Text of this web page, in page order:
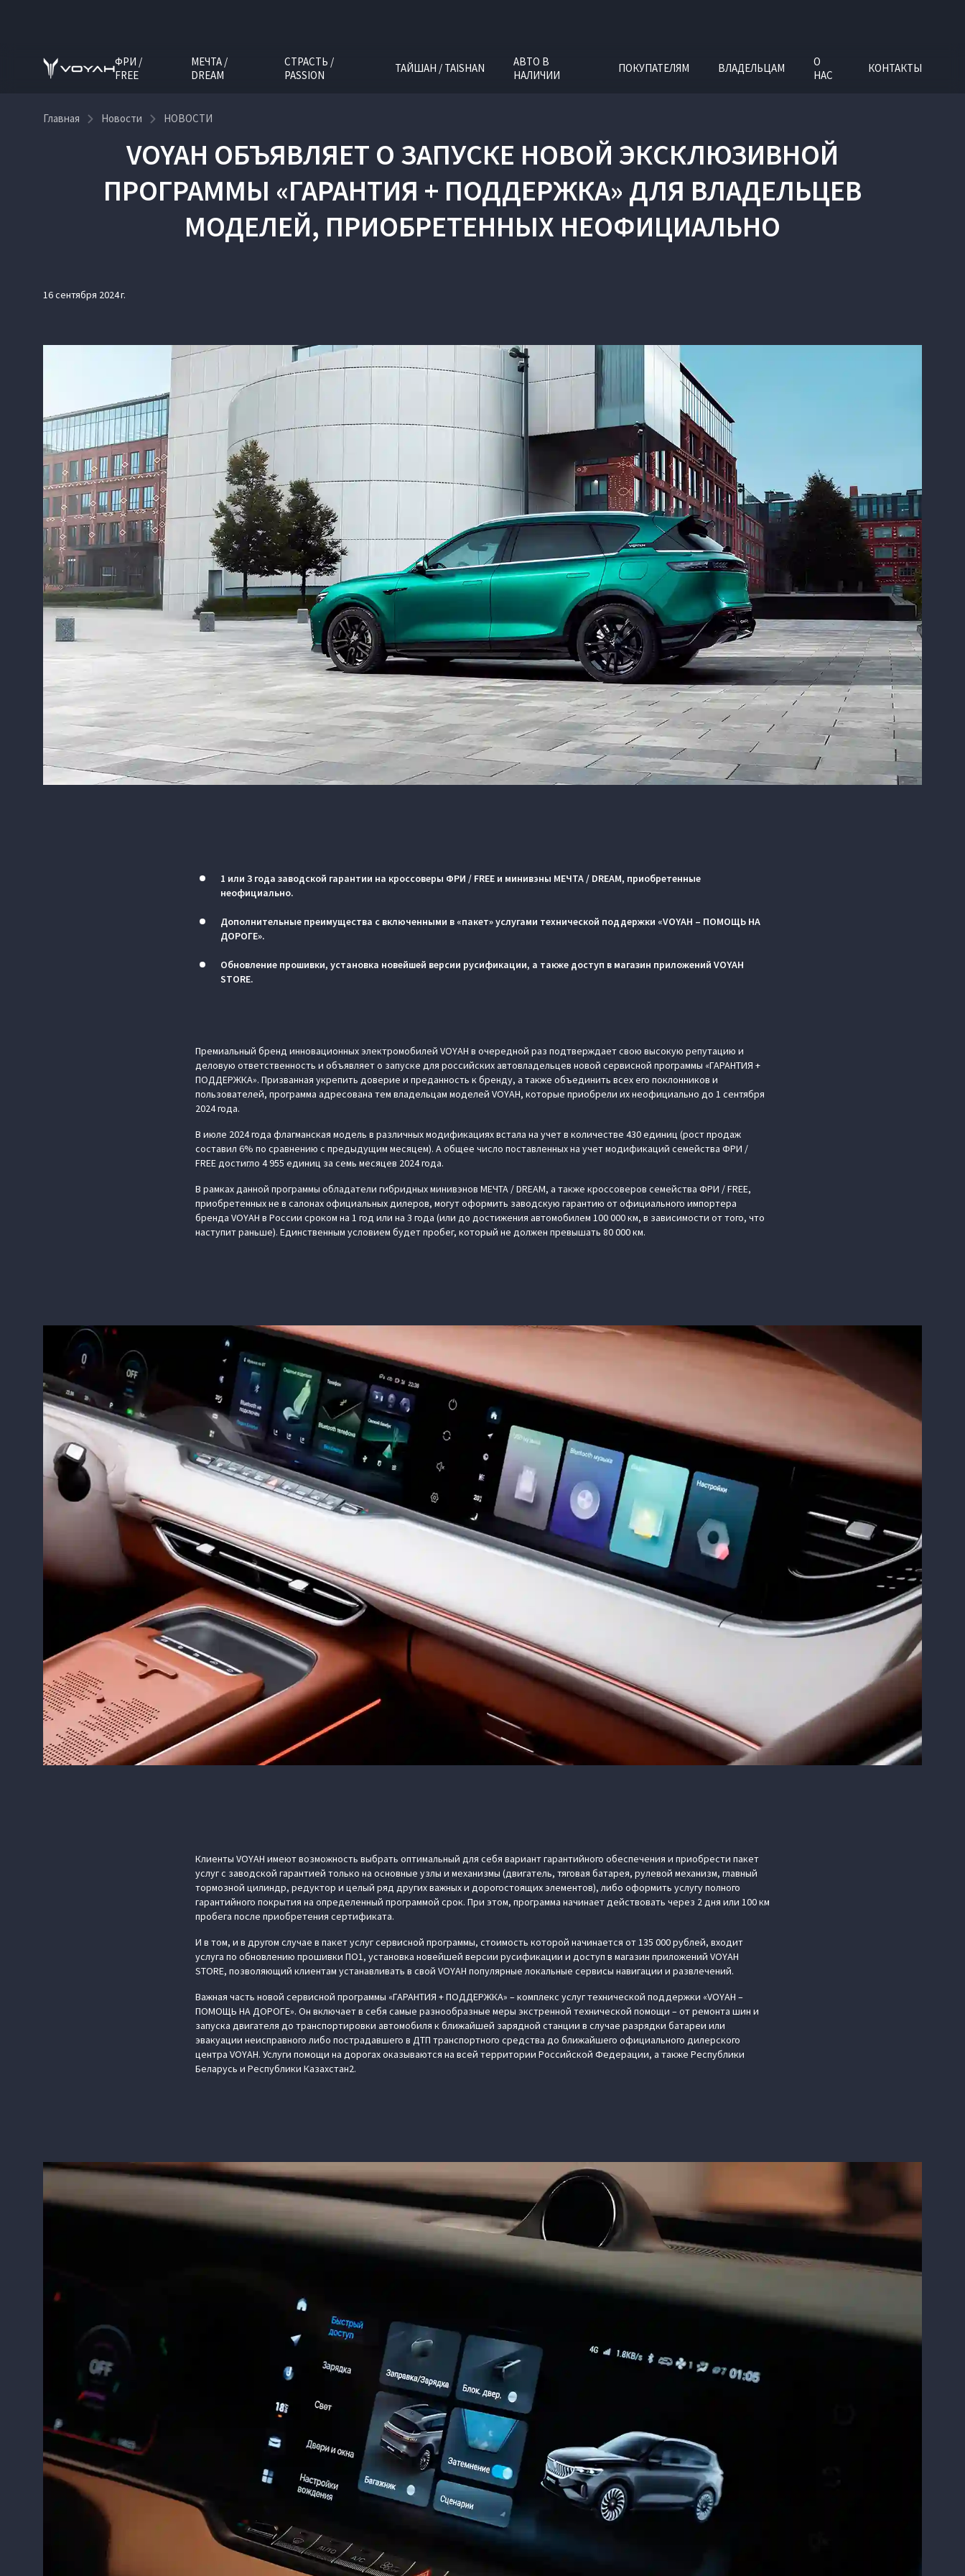
ФРИ /
FREE
МЕЧТА /
DREAM
СТРАСТЬ /
PASSION
ТАЙШАН / TAISHAN
АВТО В
НАЛИЧИИ
ПОКУПАТЕЛЯМ ВЛАДЕЛЬЦАМ
О
НАС
КОНТАКТЫ
Главная Новости НОВОСТИ
VOYAH ОБЪЯВЛЯЕТ О ЗАПУСКЕ НОВОЙ ЭКСКЛЮЗИВНОЙ
ПРОГРАММЫ «ГАРАНТИЯ + ПОДДЕРЖКА» ДЛЯ ВЛАДЕЛЬЦЕВ
МОДЕЛЕЙ, ПРИОБРЕТЕННЫХ НЕОФИЦИАЛЬНО
16 сентября 2024 г.
1 или 3 года заводской гарантии на кроссоверы ФРИ / FREE и минивэны МЕЧТА / DREAM, приобретенные
неофициально.
Дополнительные преимущества с включенными в «пакет» услугами технической поддержки «VOYAH – ПОМОЩЬ НА
ДОРОГЕ».
Обновление прошивки, установка новейшей версии русификации, а также доступ в магазин приложений VOYAH
STORE.
Премиальный бренд инновационных электромобилей VOYAH в очередной раз подтверждает свою высокую репутацию и
деловую ответственность и объявляет о запуске для российских автовладельцев новой сервисной программы «ГАРАНТИЯ +
ПОДДЕРЖКА». Призванная укрепить доверие и преданность к бренду, а также объединить всех его поклонников и
пользователей, программа адресована тем владельцам моделей VOYAH, которые приобрели их неофициально до 1 сентября
2024 года.
В июле 2024 года флагманская модель в различных модификациях встала на учет в количестве 430 единиц (рост продаж
составил 6% по сравнению с предыдущим месяцем). А общее число поставленных на учет модификаций семейства ФРИ /
FREE достигло 4 955 единиц за семь месяцев 2024 года.
В рамках данной программы обладатели гибридных минивэнов МЕЧТА / DREAM, а также кроссоверов семейства ФРИ / FREE,
приобретенных не в салонах официальных дилеров, могут оформить заводскую гарантию от официального импортера
бренда VOYAH в России сроком на 1 год или на 3 года (или до достижения автомобилем 100 000 км, в зависимости от того, что
наступит раньше). Единственным условием будет пробег, который не должен превышать 80 000 км.
Клиенты VOYAH имеют возможность выбрать оптимальный для себя вариант гарантийного обеспечения и приобрести пакет
услуг с заводской гарантией только на основные узлы и механизмы (двигатель, тяговая батарея, рулевой механизм, главный
тормозной цилиндр, редуктор и целый ряд других важных и дорогостоящих элементов), либо оформить услугу полного
гарантийного покрытия на определенный программой срок. При этом, программа начинает действовать через 2 дня или 100 км
пробега после приобретения сертификата.
И в том, и в другом случае в пакет услуг сервисной программы, стоимость которой начинается от 135 000 рублей, входит
услуга по обновлению прошивки ПО1, установка новейшей версии русификации и доступ в магазин приложений VOYAH
STORE, позволяющий клиентам устанавливать в свой VOYAH популярные локальные сервисы навигации и развлечений.
Важная часть новой сервисной программы «ГАРАНТИЯ + ПОДДЕРЖКА» – комплекс услуг технической поддержки «VOYAH –
ПОМОЩЬ НА ДОРОГЕ». Он включает в себя самые разнообразные меры экстренной технической помощи – от ремонта шин и
запуска двигателя до транспортировки автомобиля к ближайшей зарядной станции в случае разрядки батареи или
эвакуации неисправного либо пострадавшего в ДТП транспортного средства до ближайшего официального дилерского
центра VOYAH. Услуги помощи на дорогах оказываются на всей территории Российской Федерации, а также Республики
Беларусь и Республики Казахстан2.